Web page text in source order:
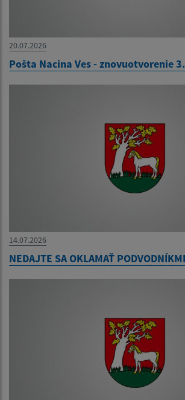
20.07.2026
Pošta Nacina Ves - znovuotvorenie
14.07.2026
NEDAJTE SA OKLAMAŤ PODVODNÍKMI